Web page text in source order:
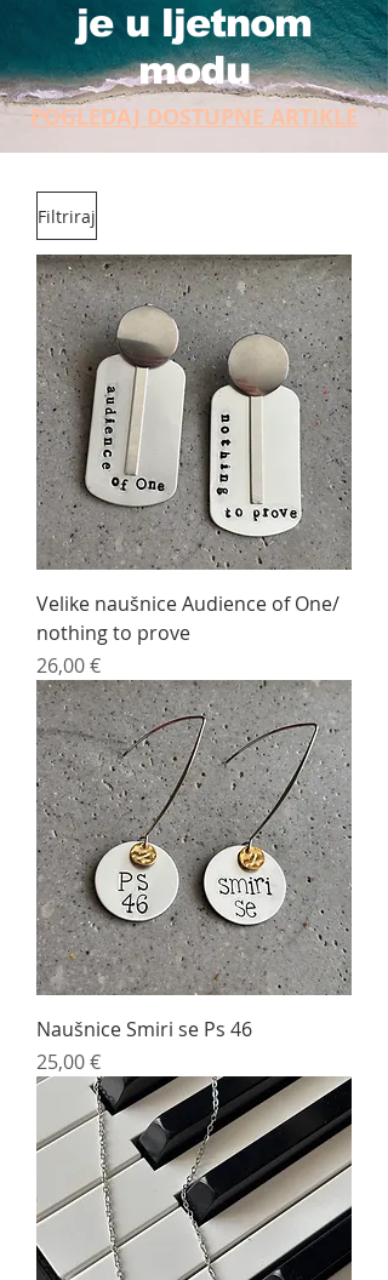
je u ljetnom
modu
POGLEDAJ DOSTUPNE ARTIKLE
Filtriraj
Velike naušnice Audience of One/
nothing to prove
Cijena
26,00 €
Naušnice Smiri se Ps 46
Cijena
25,00 €